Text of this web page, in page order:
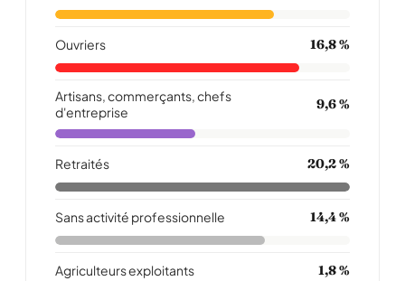
Ouvriers 16,8 %
Artisans, commerçants, chefs
d'entreprise
9,6 %
Retraités 20,2 %
Sans activité professionnelle 14,4 %
Agriculteurs exploitants 1,8 %